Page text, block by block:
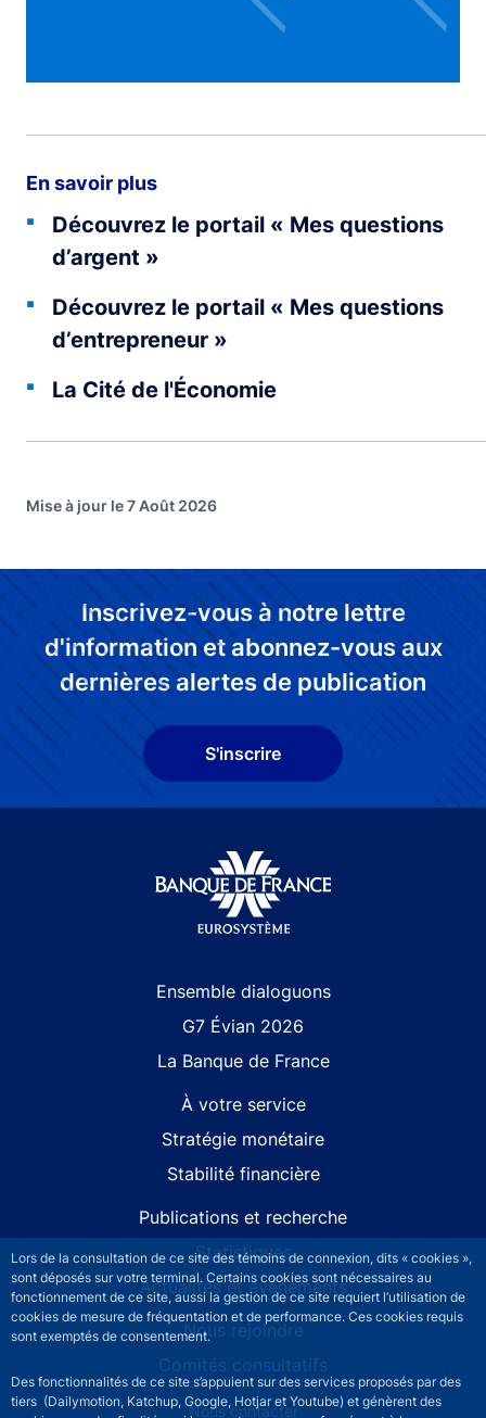
Lors de la consultation de ce site des témoins de connexion, dits « cookies »,
sont déposés sur votre terminal. Certains cookies sont nécessaires au
fonctionnement de ce site, aussi la gestion de ce site requiert l’utilisation de
cookies de mesure de fréquentation et de performance. Ces cookies requis
sont exemptés de consentement.
Des fonctionnalités de ce site s’appuient sur des services proposés par des
tiers (Dailymotion, Katchup, Google, Hotjar et Youtube) et génèrent des
En savoir plus
Découvrez le portail « Mes questions
d’argent »
Découvrez le portail « Mes questions
d’entrepreneur »
La Cité de l'Économie
Mise à jour le 7 Août 2026
Inscrivez-vous à notre lettre
d'information et abonnez-vous aux
dernières alertes de publication
S'inscrire
Ensemble dialoguons
G7 Évian 2026
La Banque de France
À votre service
Stratégie monétaire
Stabilité financière
Publications et recherche
Statistiques
Actualités et événements
Nous rejoindre
Comités consultatifs
Footer secondary menuNous contacter